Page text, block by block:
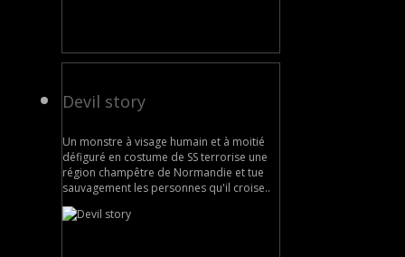
Devil story
Un monstre à visage humain et à moitié
défiguré en costume de SS terrorise une
région champêtre de Normandie et tue
sauvagement les personnes qu'il croise..